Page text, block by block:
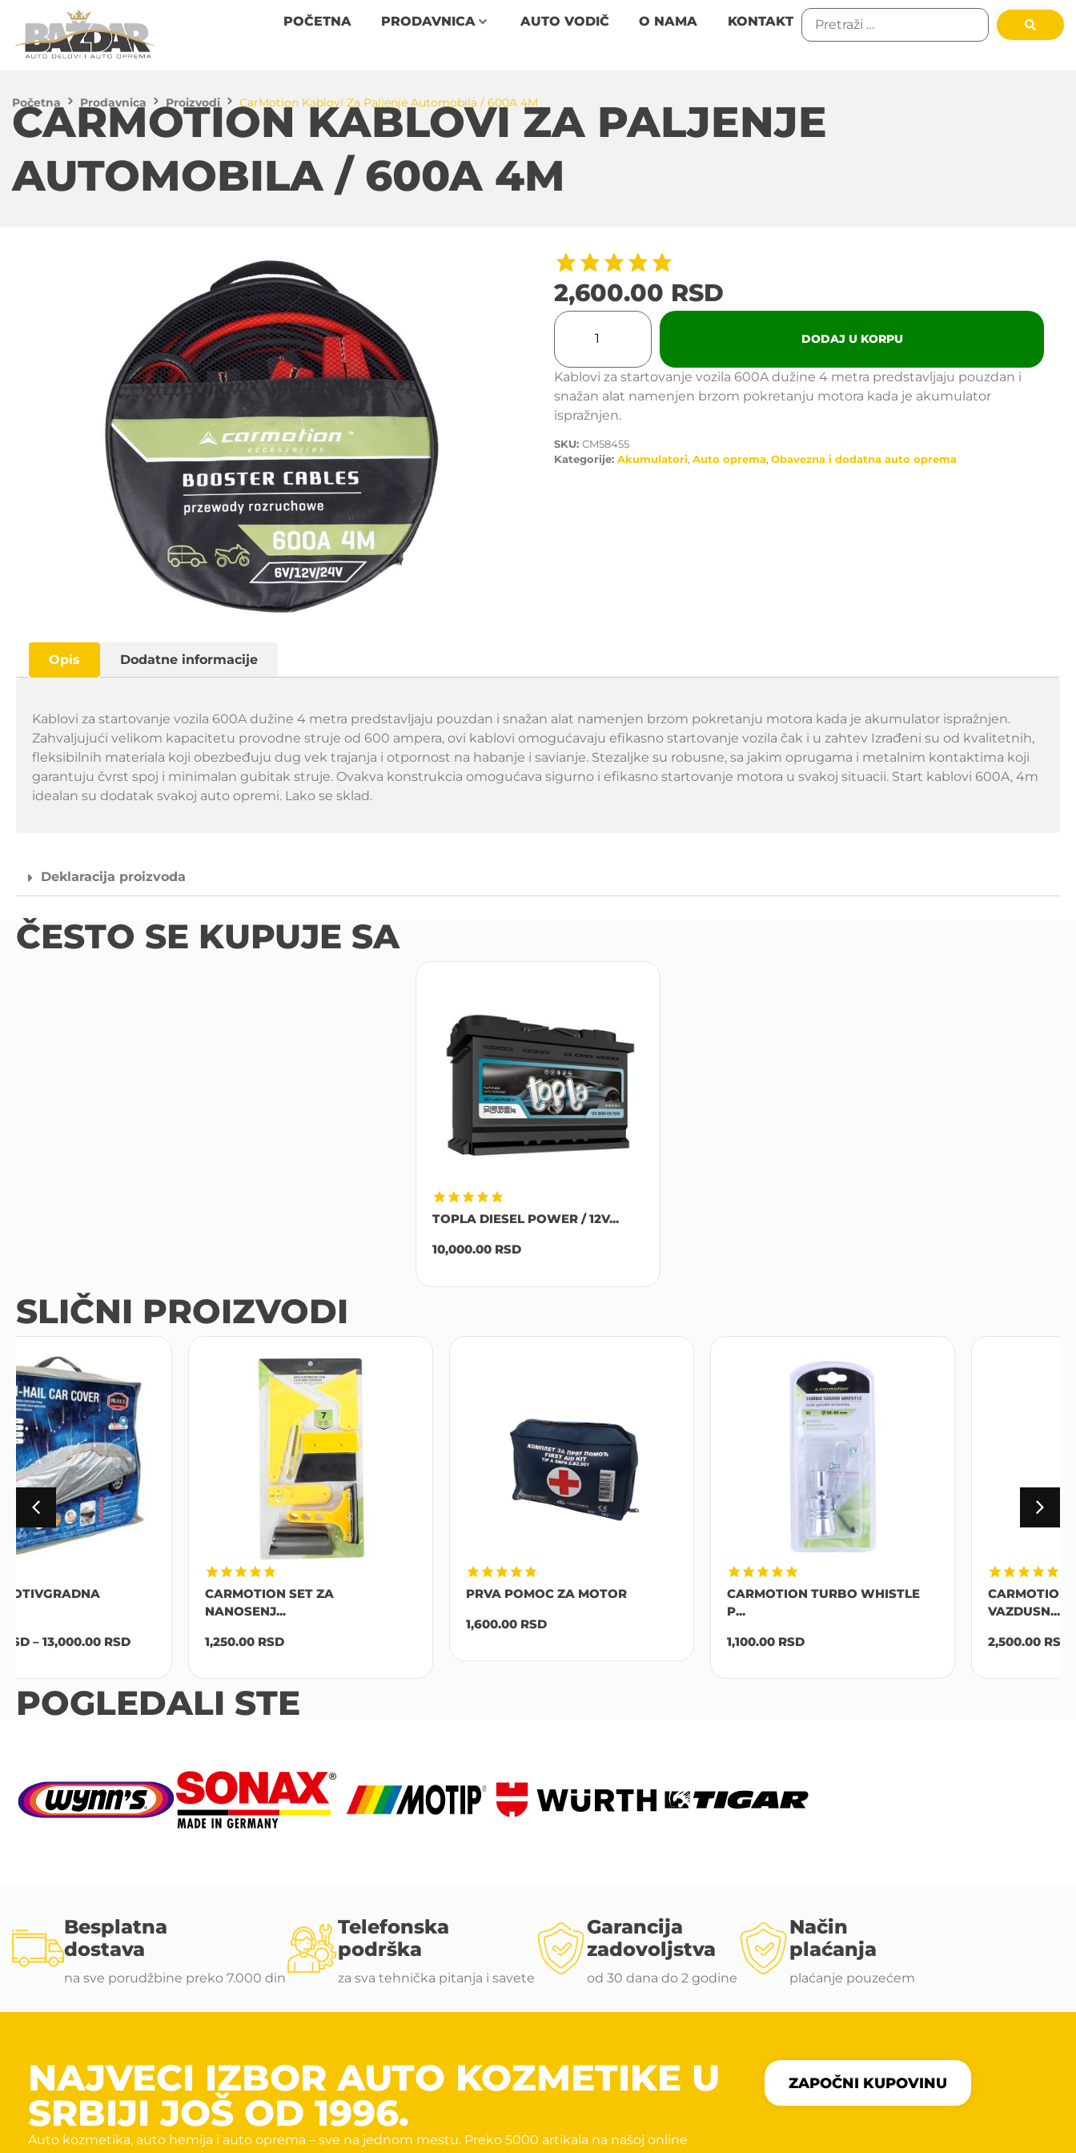
POČETNA PRODAVNICA AUTO VODIČ O NAMA KONTAKT
Početna Prodavnica Proizvodi CarMotion Kablovi Za Paljenje Automobila / 600A 4M
CARMOTION KABLOVI ZA PALJENJE
AUTOMOBILA / 600A 4M
2,600.00 RSD
DODAJ U KORPU
Kablovi za startovanje vozila 600A dužine 4 metra predstavljaju pouzdan i
snažan alat namenjen brzom pokretanju motora kada je akumulator
ispražnjen.
SKU: CM58455
Kategorije: Akumulatori, Auto oprema, Obavezna i dodatna auto oprema
Opis Dodatne informacije
Kablovi za startovanje vozila 600A dužine 4 metra predstavljaju pouzdan i snažan alat namenjen brzom pokretanju motora kada je akumulator ispražnjen.
Zahvaljujući velikom kapacitetu provodne struje od 600 ampera, ovi kablovi omogućavaju efikasno startovanje vozila čak i u zahtev Izrađeni su od kvalitetnih,
fleksibilnih materiala koji obezbeđuju dug vek trajanja i otpornost na habanje i savianje. Stezaljke su robusne, sa jakim oprugama i metalnim kontaktima koji
garantuju čvrst spoj i minimalan gubitak struje. Ovakva konstrukcia omogućava sigurno i efikasno startovanje motora u svakoj situacii. Start kablovi 600A, 4m
idealan su dodatak svakoj auto opremi. Lako se sklad.
Deklaracija proizvoda
ČESTO SE KUPUJE SA
TOPLA DIESEL POWER / 12V...
10,000.00 RSD
SLIČNI PROIZVODI
CARMOTION SET ZA
1,250.00RSD
PRVA POMOC ZA MOTOR
CARMOTION TURBO WHISTLE
CARMOTION KONUSNI
POGLEDALI STE
Besplatna
dostava
na sve porudžbine preko 7.000 din
Telefonska
podrška
za sva tehnička pitanja i savete
Garancija
zadovoljstva
od 30 dana do 2 godine
Način
plaćanja
plaćanje pouzećem
NAJVECI IZBOR AUTO KOZMETIKE U
SRBIJI JOŠ OD 1996.
Auto kozmetika, auto hemija i auto oprema – sve na jednom mestu. Preko 5000 artikala na našoj online
ZAPOČNI KUPOVINU